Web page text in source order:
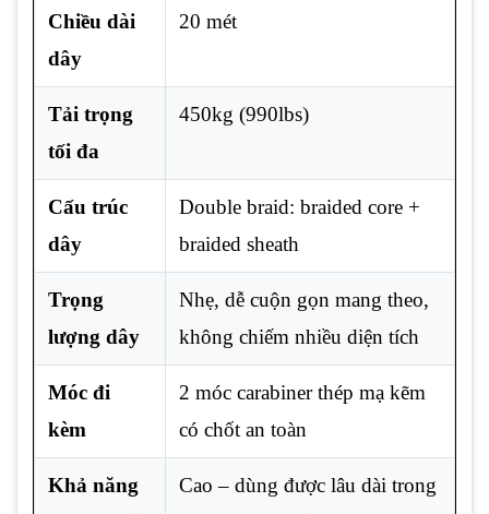
Chiều dài
dây
20 mét
Tải trọng
tối đa
450kg (990lbs)
Cấu trúc
dây
Double braid: braided core +
braided sheath
Trọng
lượng dây
Nhẹ, dễ cuộn gọn mang theo,
không chiếm nhiều diện tích
Móc đi
kèm
2 móc carabiner thép mạ kẽm
có chốt an toàn
Khả năng
Cao – dùng được lâu dài trong